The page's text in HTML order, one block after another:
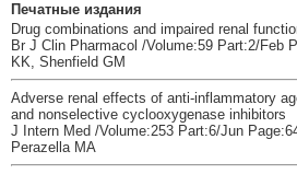
Печатные издания
Drug combinations and impaired renal
Br J Clin Pharmacol /Volume:59 Part:2/Feb
KK, Shenfield GM
Adverse renal effects of anti-inflammatory
and nonselective cyclooxygenase inhibitors
J Intern Med /Volume:253 Part:6/Jun
Perazella MA